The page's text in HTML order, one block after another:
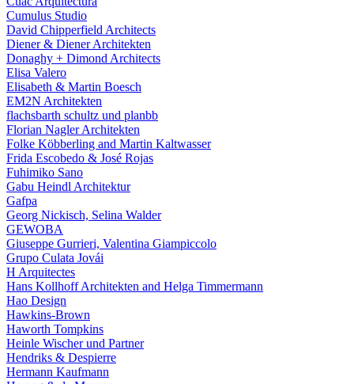
Cumulus Studio
David Chipperfield Architects
Diener & Diener Architekten
Donaghy + Dimond Architects
Elisa Valero
Elisabeth & Martin Boesch
EM2N Architekten
flachsbarth schultz und planbb
Florian Nagler Architekten
Folke Köbberling and Martin Kaltwasser
Frida Escobedo & José Rojas
Fuhimiko Sano
Gabu Heindl Architektur
Gafpa
Georg Nickisch, Selina Walder
GEWOBA
Giuseppe Gurrieri, Valentina Giampiccolo
Grupo Culata Jovái
H Arquitectes
Hans Kollhoff Architekten and Helga Timmermann
Hao Design
Hawkins-Brown
Haworth Tompkins
Heinle Wischer und Partner
Hendriks & Despierre
Hermann Kaufmann